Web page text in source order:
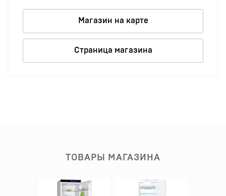
Магазин на карте
Страница магазина
ТОВАРЫ МАГАЗИНА